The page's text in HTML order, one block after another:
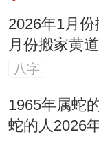
一步再处理
入住新家后
日常必备物
了再逐步整
进行装饰美
2026年1月
月份搬家黄
八字
1965年属蛇
蛇的人2026